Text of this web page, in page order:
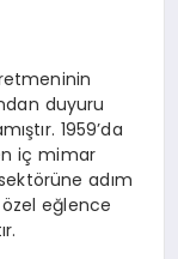
duyuru
1959’da
iç mimar
adım
özel eğlence